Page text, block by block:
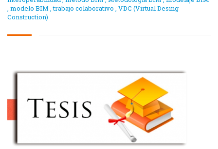
, modelo BIM , trabajo colaborativo , VDC (Virtual Desing
Construction)